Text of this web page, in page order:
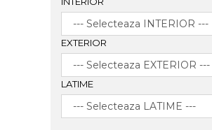
EXTERIOR
LATIME